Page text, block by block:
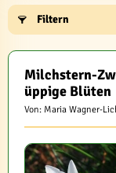
Filtern
Milchstern-
üppige Blüten
Von: Maria Wagner-